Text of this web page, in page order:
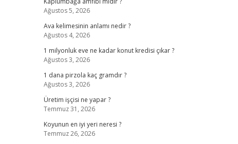
Ağustos 5, 2026
Ava kelimesinin anlamı nedir ?
Ağustos 4, 2026
1 milyonluk eve ne kadar konut kredisi çıkar ?
Ağustos 3, 2026
1 dana pirzola kaç gramdır ?
Ağustos 3, 2026
Üretim işçisi ne yapar ?
Temmuz 31, 2026
Koyunun en iyi yeri neresi ?
Temmuz 26, 2026